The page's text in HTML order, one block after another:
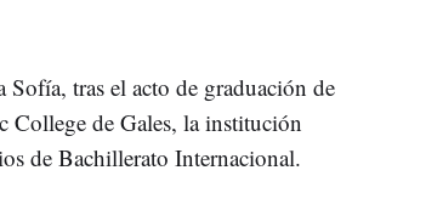
tras el acto de graduación de
College de Gales, la institución
de Bachillerato Internacional.